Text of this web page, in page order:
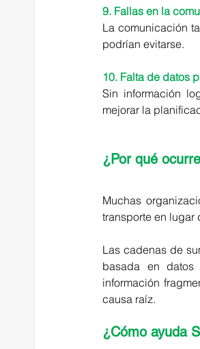
9. Fallas en la
La comunicación
podrían evitarse.
10. Falta de datos
Sin información
mejorar la
¿Por qué
Muchas
transporte en lugar
Las cadenas de
basada en datos
información
causa raíz.
¿Cómo ayuda